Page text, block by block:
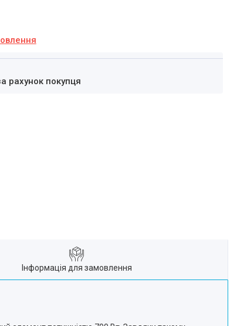
рахунок покупця
Інформація для замовлення